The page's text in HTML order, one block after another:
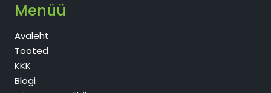
Menüü
Avaleht
Tooted
KKK
Blogi